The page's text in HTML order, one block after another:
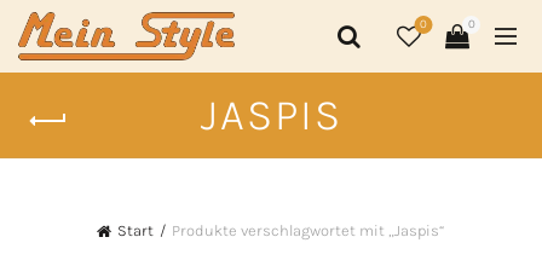
0 0
JASPIS
Start Produkte verschlagwortet mit „Jaspis“